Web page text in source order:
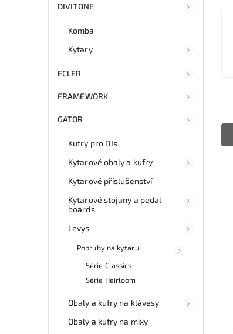
DIVITONE
Komba
Kytary
ECLER
FRAMEWORK
GATOR
Kufry pro DJs
Kytarové obaly a kufry
Kytarové příslušenství
Kytarové stojany a pedal
boards
Levys
Popruhy na kytaru
Série Classics
Série Heirloom
Obaly a kufry na klávesy
Obaly a kufry na mixy